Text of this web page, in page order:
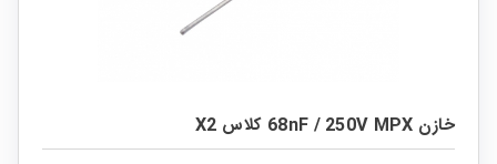
خازن 68nF / 250V MPX کلاس X2